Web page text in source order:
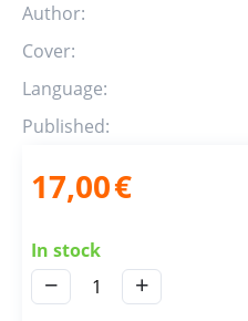
Author:
Cover:
Language:
Published:
17,00€
In stock
+
−